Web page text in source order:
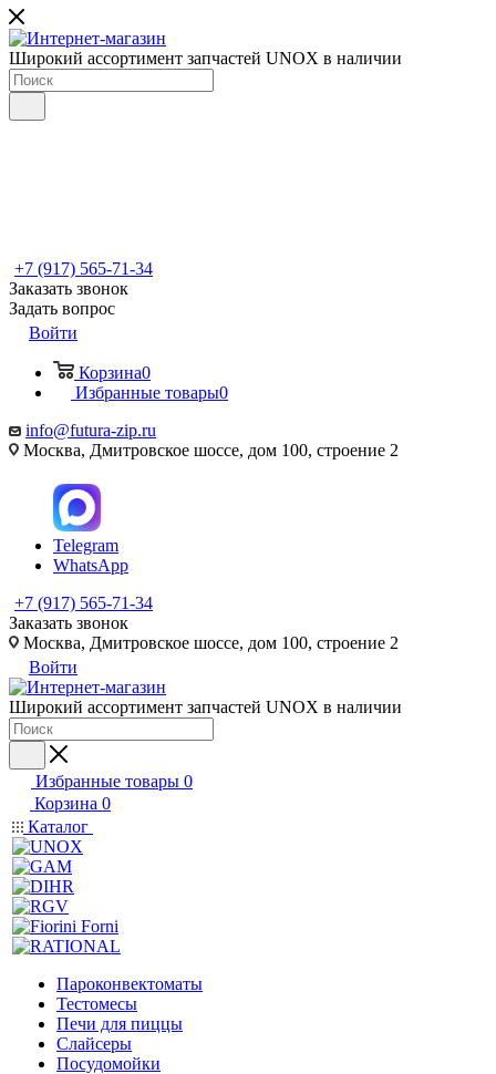
Широкий ассортимент запчастей UNOX в наличии
+7 (917) 565-71-34
Заказать звонок
Задать вопрос
Войти
Корзина0
Избранные товары0
info@futura-zip.ru
Москва, Дмитровское шоссе, дом 100, строение 2
Telegram
WhatsApp
+7 (917) 565-71-34
Заказать звонок
Москва, Дмитровское шоссе, дом 100, строение 2
Войти
Широкий ассортимент запчастей UNOX в наличии
Избранные товары 0
Корзина 0
Каталог
Пароконвектоматы
Тестомесы
Печи для пиццы
Слайсеры
Посудомойки